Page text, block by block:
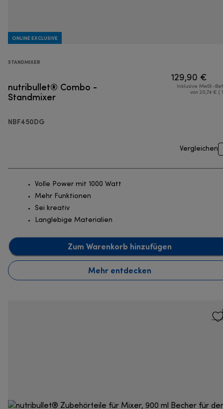
ONLINE EXCLUSIVE
STANDMIXER
nutribullet® Combo -
Standmixer
NBF450DG
129,90 €
Inklusive MwSt.-
von 20,74 € (
Vergleichen
Volle Power mit 1000 Watt
Mehr Funktionen
Sei kreativ
Langlebige Materialien
Zum Warenkorb hinzufügen
Mehr entdecken